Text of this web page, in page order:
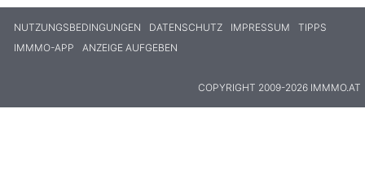
NUTZUNGSBEDINGUNGEN DATENSCHUTZ IMPRESSUM
TIPPS
IMMMO-APP
ANZEIGE AUFGEBEN
COPYRIGHT 2009-2026 IMMMO.AT